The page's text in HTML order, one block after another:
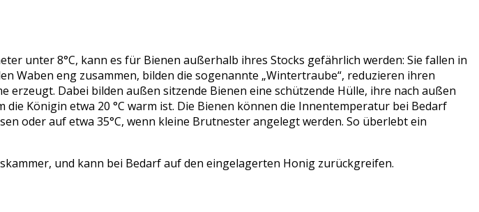
unter 8°C, kann es für Bienen außerhalb ihres Stocks gefährlich werden: Sie fallen in
Waben eng zusammen, bilden die sogenannte „Wintertraube“, reduzieren ihren
Dabei bilden außen sitzende Bienen eine schützende Hülle, ihre nach außen
Königin etwa 20 °C warm ist. Die Bienen können die Innentemperatur bei Bedarf
oder auf etwa 35°C, wenn kleine Brutnester angelegt werden. So überlebt ein
und kann bei Bedarf auf den eingelagerten Honig zurückgreifen.